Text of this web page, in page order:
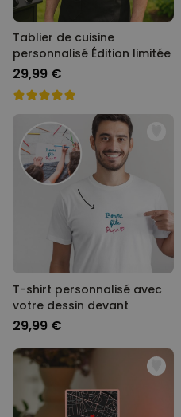
Tablier de cuisine
personnalisé Édition limitée
29,99 €
T-shirt personnalisé avec
votre dessin devant
29,99 €